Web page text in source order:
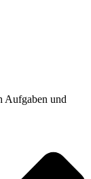
Aufgaben und